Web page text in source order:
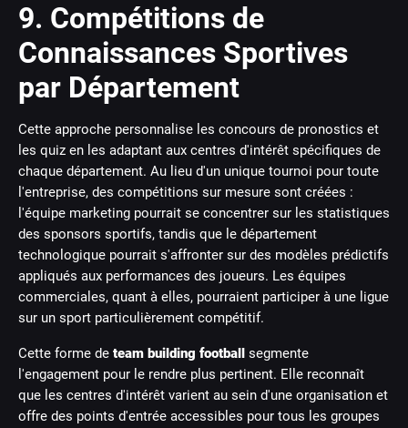
9. Compétitions de
Connaissances Sportives
par Département
Cette approche personnalise les concours de pronostics et
les quiz en les adaptant aux centres d'intérêt spécifiques de
chaque département. Au lieu d'un unique tournoi pour toute
l'entreprise, des compétitions sur mesure sont créées :
l'équipe marketing pourrait se concentrer sur les statistiques
des sponsors sportifs, tandis que le département
technologique pourrait s'affronter sur des modèles prédictifs
appliqués aux performances des joueurs. Les équipes
commerciales, quant à elles, pourraient participer à une ligue
sur un sport particulièrement compétitif.
Cette forme de team building football segmente
l'engagement pour le rendre plus pertinent. Elle reconnaît
que les centres d'intérêt varient au sein d'une organisation et
offre des points d'entrée accessibles pour tous les groupes